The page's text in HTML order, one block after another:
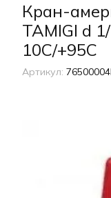
Кран-
TAMIGI d
10C/+95C
Артикул: